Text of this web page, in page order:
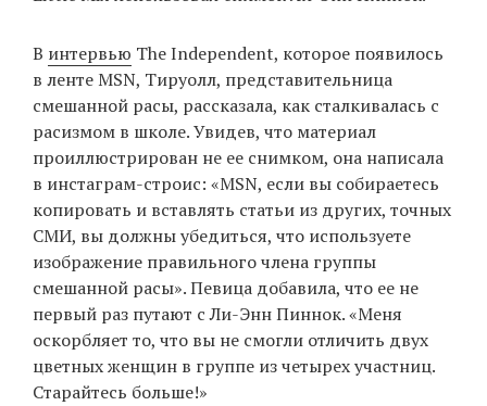
EN
UA
В интервью The Independent, которое появилось
в ленте MSN, Тируолл, представительница
смешанной расы, рассказала, как сталкивалась с
расизмом в школе. Увидев, что материал
проиллюстрирован не ее снимком, она написала
в инстаграм-строис: «MSN, если вы собираетесь
копировать и вставлять статьи из других, точных
СМИ, вы должны убедиться, что используете
изображение правильного члена группы
смешанной расы». Певица добавила, что ее не
первый раз путают с Ли-Энн Пиннок. «Меня
оскорбляет то, что вы не смогли отличить двух
цветных женщин в группе из четырех участниц.
Старайтесь больше!»